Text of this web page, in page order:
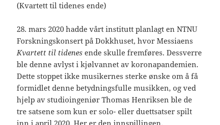
(Kvartett til tidenes ende)
28. mars 2020 hadde vårt institutt planlagt en NTNU
Forskningskonsert på Dokkhuset, hvor Messiaens
Kvartett til tidenes ende skulle fremføres. Dessverre
ble denne avlyst i kjølvannet av koronapandemien.
Dette stoppet ikke musikernes sterke ønske om å få
formidlet denne betydningsfulle musikken, og ved
hjelp av studioingeniør Thomas Henriksen ble de
tre satsene som kun er solo- eller duettsatser spilt